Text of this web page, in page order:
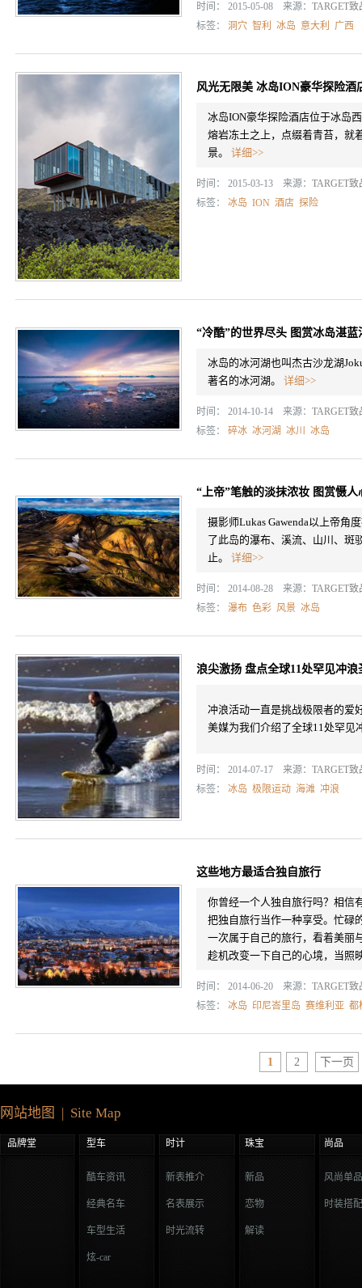
时间： 2015-05-08 来源： TARGET致
标签： 洞穴 智利 冰岛 意大利 广西
风光无限美 冰岛ION豪华探险酒
冰岛ION豪华探险酒店位于冰岛
熔岩冻土之上，点缀着青苔，就
景。 详细>>
时间： 2015-03-13 来源： TARGET致
标签： 冰岛 ION 酒店 探险
“冷酷”的世界尽头 图赏冰岛湛蓝
冰岛的冰河湖也叫杰古沙龙湖
著名的冰河湖。 详细>>
时间： 2014-10-14 来源： TARGET致
标签： 碎冰 冰河湖 冰川 冰岛
“上帝”笔触的淡抹浓妆 图赏慑人
摄影师Lukas Gawenda以上帝角
了此岛的瀑布、溪流、山川、斑
止。 详细>>
时间： 2014-08-28 来源： TARGET致
标签： 瀑布 色彩 风景 冰岛
浪尖激扬 盘点全球11处罕见冲浪
冲浪活动一直是挑战极限者的爱
美媒为我们介绍了全球11处罕
时间： 2014-07-17 来源： TARGET致
标签： 冰岛 极限运动 海滩 冲浪
这些地方最适合独自旅行
你曾经一个人独自旅行吗？相信
把独自旅行当作一种享受。忙碌
一次属于自己的旅行，看着美丽
趁机改变一下自己的心境，当照
时间： 2014-06-20 来源： TARGET致
标签： 冰岛 印尼峇里岛 赛维利亚 都
1 2 下一页
网站地图 | Site Map
品牌堂 型车 时计 珠宝 尚品
酷车资讯
经典名车
车型生活
炫-car
新表推介
名表展示
时光流转
新品
恋物
解读
风尚单品
时装搭配